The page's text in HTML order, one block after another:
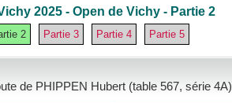
2025 - Open de Vichy - Partie 2
2 Partie 3 Partie 4 Partie 5
de PHIPPEN Hubert (table 567, série 4A)